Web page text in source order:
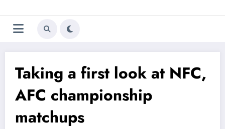
au
contenu
Trivela
L'actualité du football
Taking a first look at NFC,
AFC championship
matchups